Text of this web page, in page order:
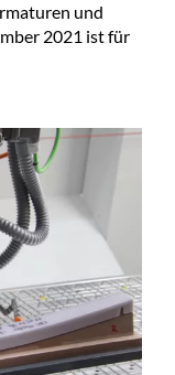
und
2021 ist für